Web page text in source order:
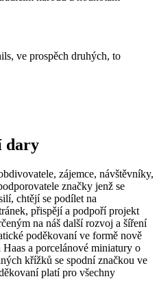
ve prospěch druhých, to
dary
zájemce, návštěvníky,
značky jenž se
chtějí se podílet na
přispějí a podpoří projekt
na náš další rozvoj a šíření
poděkovaní ve formě nově
a porcelánové miniatury o
křížků se spodní značkou ve
platí pro všechny